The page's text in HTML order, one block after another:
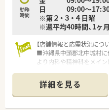
勤務
時間
日 09:00～17:30(
※第２・３・４日曜
※週平均40時間、1ヶ
【店舗情報と応需状況につ
■沖縄県中頭郡北中城村に
より内科や精神科をメイン
ひとりと丁寧に向き合え
■薬剤師1名と事務1名の少
療を提供し、信頼されるパ
詳細を見る